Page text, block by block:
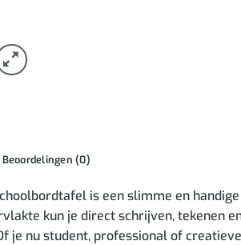
Beoordelingen (0)
is een slimme en
kun je direct schrijven, tekenen
je nu student, professional of